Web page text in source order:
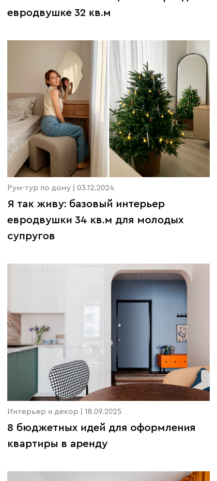
евродвушке 32 кв.м
Рум-тур по дому | 03.12.2024
Я так живу: базовый интерьер
евродвушки 34 кв.м для молодых
супругов
Интерьер и декор | 18.09.2025
​8 бюджетных идей для оформления
квартиры в аренду